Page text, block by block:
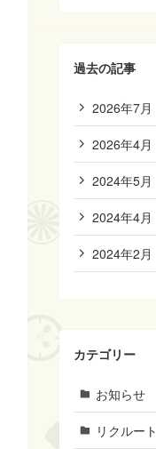
過去の記事
2026年7月
2026年4月
2024年5月
2024年4月
2024年2月
カテゴリー
お知らせ
リクルート